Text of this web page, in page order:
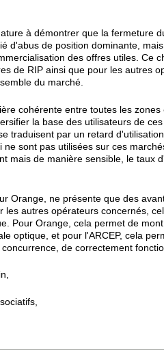
à démontrer que la fermeture
d'abus de position dominante,
des offres utiles. Ce
de RIP ainsi que pour les autres
du marché.
cohérente entre toutes les zones
la base des utilisateurs de
traduisent par un retard
sont pas utilisées sur ces
mais de manière sensible, le taux
Orange, ne présente que des
autres opérateurs concernés,
Pour Orange, cela permet de
optique, et pour l'ARCEP, cela
de correctement